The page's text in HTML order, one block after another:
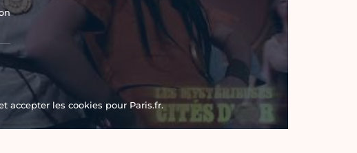
accepter les cookies pour Paris.fr.